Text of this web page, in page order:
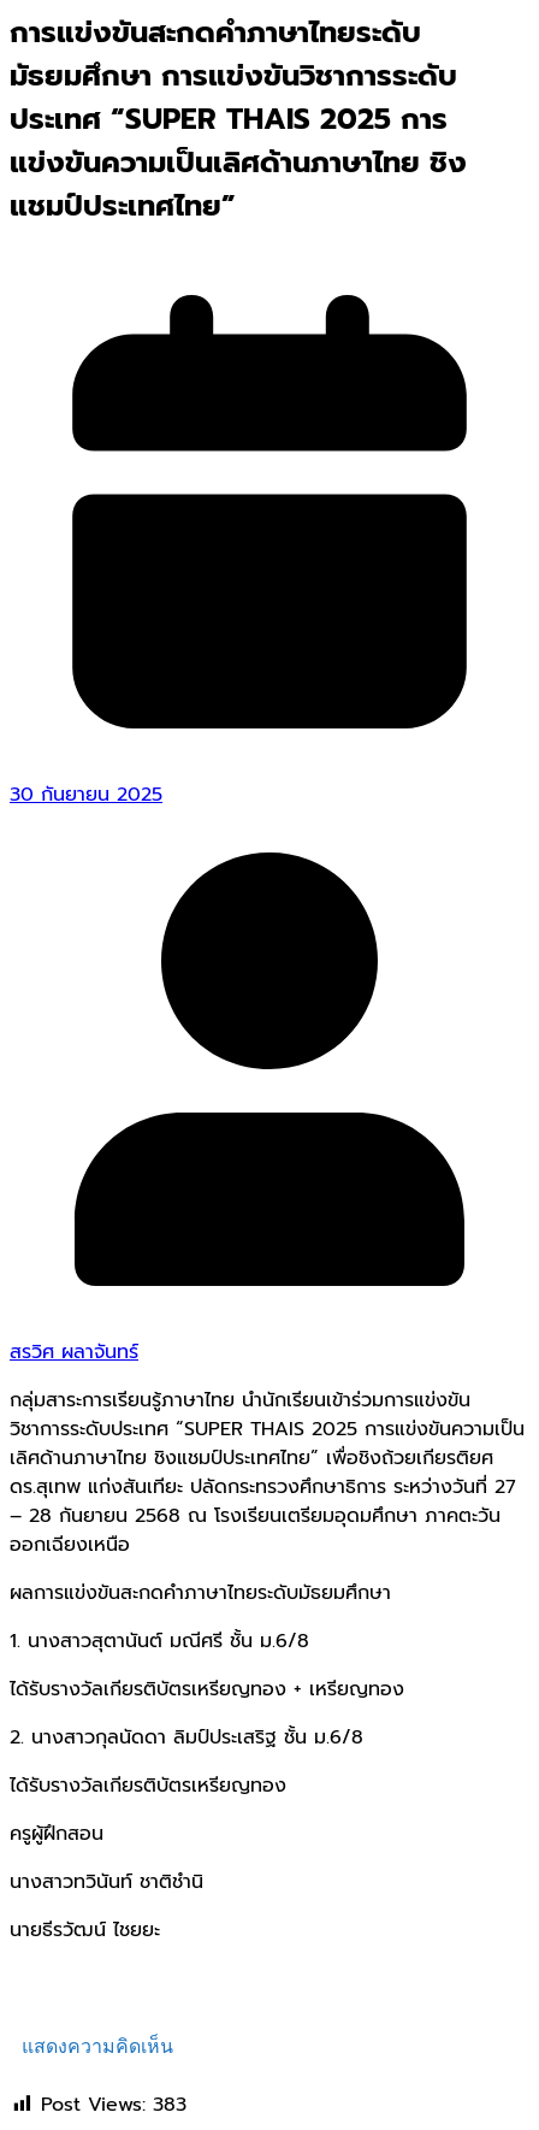
การแข่งขันสะกดคำภาษาไทยระดับ
มัธยมศึกษา การแข่งขันวิชาการระดับ
ประเทศ “SUPER THAIS 2025 การ
แข่งขันความเป็นเลิศด้านภาษาไทย ชิง
แชมป์ประเทศไทย”
30 กันยายน 2025
สรวิศ ผลาจันทร์
กลุ่มสาระการเรียนรู้ภาษาไทย นำนักเรียนเข้าร่วมการแข่งขัน
วิชาการระดับประเทศ “SUPER THAIS 2025 การแข่งขันความเป็น
เลิศด้านภาษาไทย ชิงแชมป์ประเทศไทย” เพื่อชิงถ้วยเกียรติยศ
ดร.สุเทพ แก่งสันเทียะ ปลัดกระทรวงศึกษาธิการ ระหว่างวันที่ 27
– 28 กันยายน 2568 ณ โรงเรียนเตรียมอุดมศึกษา ภาคตะวัน
ออกเฉียงเหนือ
ผลการแข่งขันสะกดคำภาษาไทยระดับมัธยมศึกษา
1. นางสาวสุตานันต์ มณีศรี ชั้น ม.6/8
ได้รับรางวัลเกียรติบัตรเหรียญทอง + เหรียญทอง
2. นางสาวกุลนัดดา ลิมป์ประเสริฐ ชั้น ม.6/8
ได้รับรางวัลเกียรติบัตรเหรียญทอง
ครูผู้ฝึกสอน
นางสาวทวินันท์ ชาติชำนิ
นายธีรวัฒน์ ไชยยะ
แสดงความคิดเห็น
Post Views: 383